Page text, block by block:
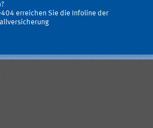
erreichen Sie die Infoline der